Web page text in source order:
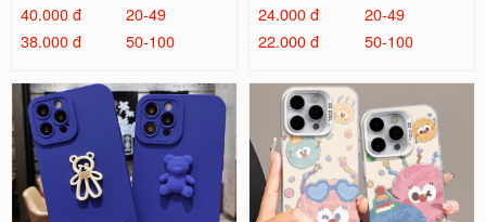
40.000 đ
20-49
38.000 đ
50-100
24.000 đ
20-49
22.000 đ
50-100